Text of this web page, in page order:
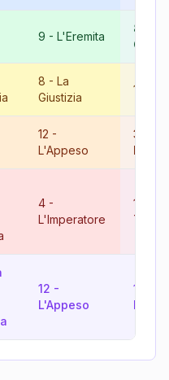
9 - L'Eremita
8
8 - La
Giustizia
16
12 -
L'Appeso
3
4 -
L'Imperatore
14
12 -
L'Appeso
13
Morte